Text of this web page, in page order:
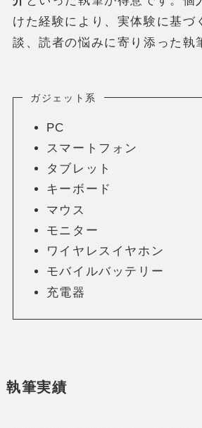
けた経験により、実体験に基づ
談、読者の悩みに寄り添った執
ガジェット系
PC
スマートフォン
タブレット
キーボード
マウス
モニター
ワイヤレスイヤホン
モバイルバッテリー
充電器
執筆実績